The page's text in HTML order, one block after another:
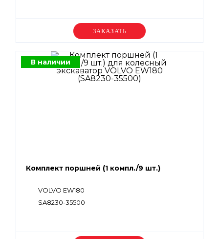
Уточняйте цену
В наличии
Комплект поршней (1 компл./9 шт.)
VOLVO EW180
SA8230-35500